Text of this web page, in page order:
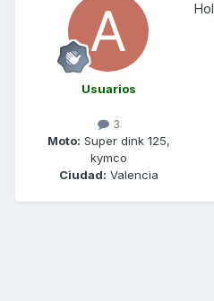
Usuarios
3
Moto: Super dink 125,
kymco
Ciudad: Valencia